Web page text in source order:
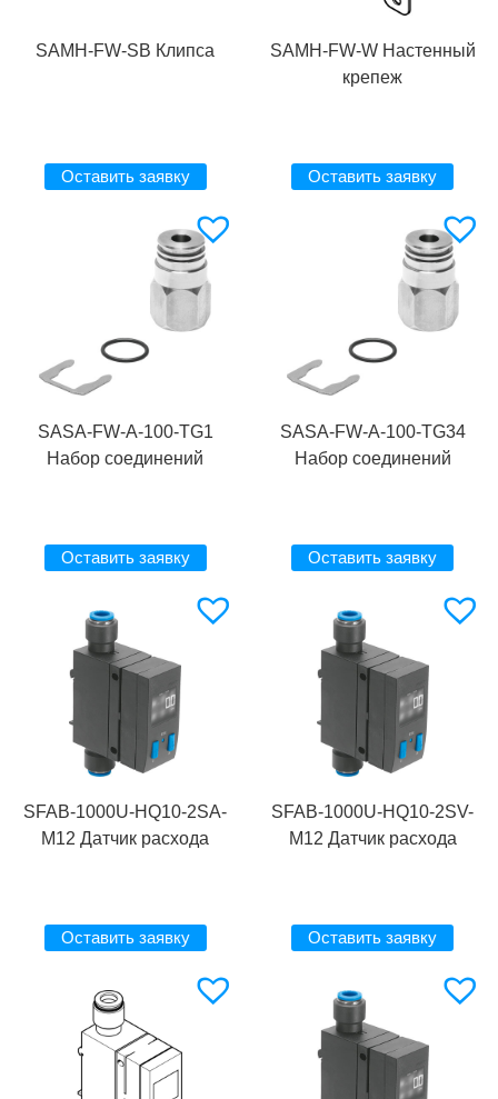
SAMH-FW-SB Клипса
Оставить заявку
SAMH-FW-W Настенный
крепеж
Оставить заявку
SASA-FW-A-100-TG1
Набор соединений
Оставить заявку
SASA-FW-A-100-TG34
Набор соединений
Оставить заявку
SFAB-1000U-HQ10-2SA-
M12 Датчик расхода
Оставить заявку
SFAB-1000U-HQ10-2SV-
M12 Датчик расхода
Оставить заявку